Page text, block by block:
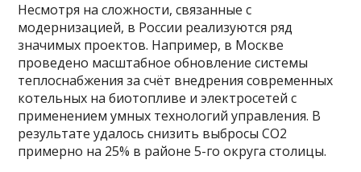
Несмотря на сложности, связанные с
модернизацией, в России реализуются ряд
значимых проектов. Например, в Москве
проведено масштабное обновление системы
теплоснабжения за счёт внедрения современных
котельных на биотопливе и электросетей с
применением умных технологий управления. В
результате удалось снизить выбросы CO2
примерно на 25% в районе 5-го округа столицы.